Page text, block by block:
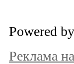
Powered
Реклама